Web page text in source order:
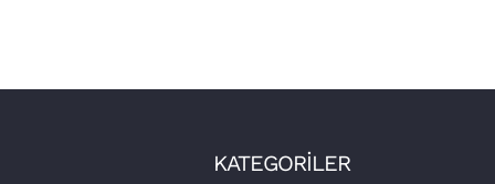
KATEGORİLER